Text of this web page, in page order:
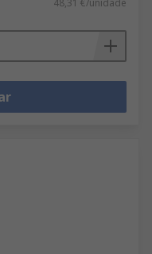
48,31 €/unidade